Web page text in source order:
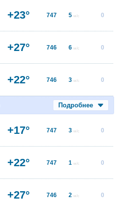
+23° 747 5 м/с 0
+27° 746 6 м/с 0
+22° 746 3 м/с 0
Подробнее
+17° 747 3 м/с 0
+22° 747 1 м/с 0
+27° 746 2 м/с 0